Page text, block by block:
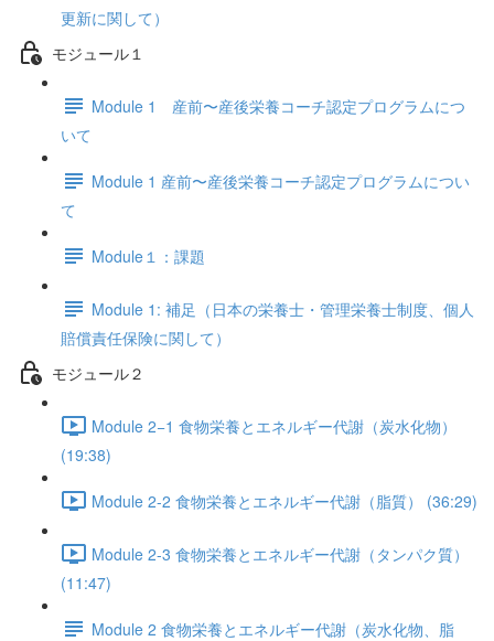
更新に関して）
モジュール１
Module 1 産前〜産後栄養コーチ認定プログラムにつ
いて
Module 1 産前〜産後栄養コーチ認定プログラムについ
て
Module１：課題
Module 1: 補足（日本の栄養士・管理栄養士制度、個人
賠償責任保険に関して）
モジュール２
Module 2−1 食物栄養とエネルギー代謝（炭水化物）
(19:38)
Module 2-2 食物栄養とエネルギー代謝（脂質） (36:29)
Module 2-3 食物栄養とエネルギー代謝（タンパク質）
(11:47)
Module 2 食物栄養とエネルギー代謝（炭水化物、脂